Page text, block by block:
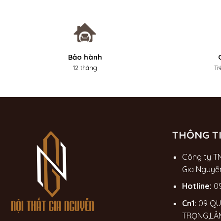
Bảo hành
12 tháng
THÔNG
Công ty
Gia
Hotline:
Cn1: 09